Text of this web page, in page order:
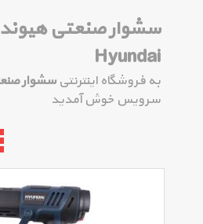
Hyundai
به فروشگاه اینترنتی سشوار
سرویس خوش آمدید